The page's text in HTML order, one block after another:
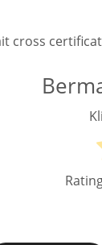
cross